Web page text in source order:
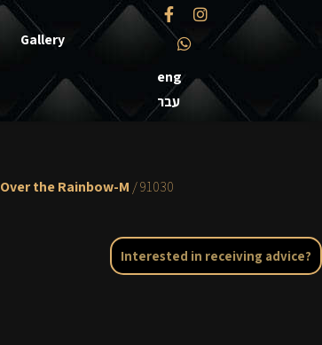
Gallery
eng
עבר
Over the Rainbow-M / 91030
Interested in receiving advice?